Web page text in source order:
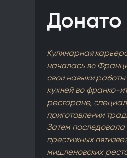
Донато
Кулинарная
началась во
свои навыки
кухней во франко-
ресторане,
приготовлении
Затем последовала
престижных
мишленовских